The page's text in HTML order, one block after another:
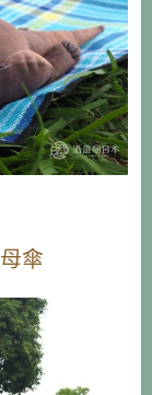
傘